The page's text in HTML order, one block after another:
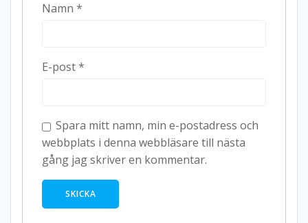
Namn *
E-post*
Spara mitt namn, min e-postadress och
webbplats i denna webbläsare till nästa
gång jag skriver en kommentar.